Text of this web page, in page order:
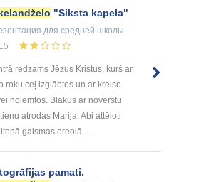
"Siksta kapela"
для средней школы
15
redzams Jēzus Kristus, kurš ar
roku ceļ izglābtos un ar kreiso
nolemtos. Blakus ar novērstu
atrodas Marija. Abi attēloti
gaismas oreolā. ...
pamati.